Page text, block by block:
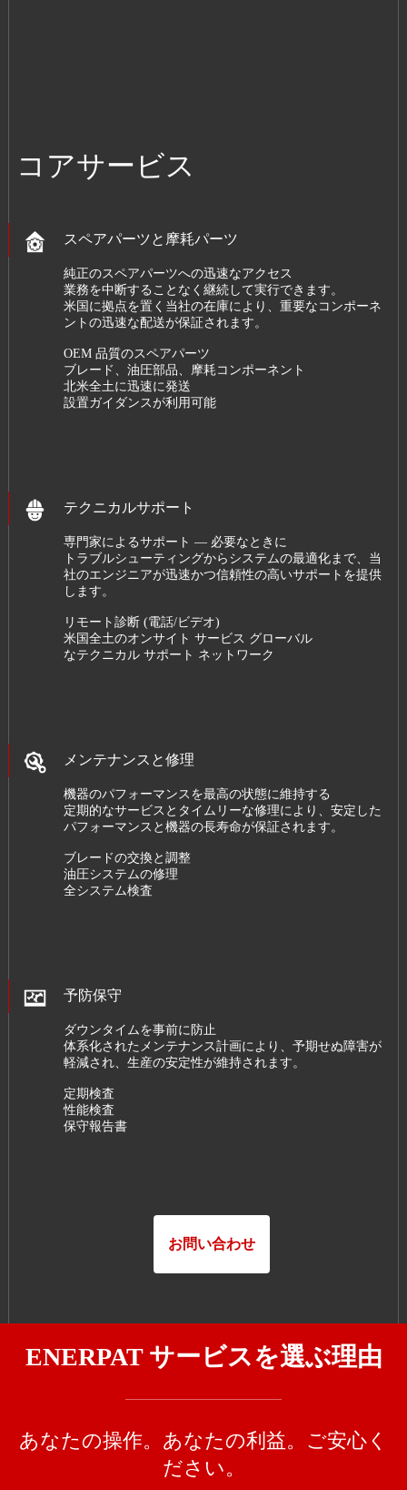
コアサービス
スペアパーツと摩耗パーツ
純正のスペアパーツへの迅速なアクセス
業務を中断することなく継続して実行できます。
米国に拠点を置く当社の在庫により、重要なコンポーネ
ントの迅速な配送が保証されます。
OEM 品質のスペアパーツ
ブレード、油圧部品、摩耗コンポーネント
北米全土に迅速に発送
設置ガイダンスが利用可能
テクニカルサポート
専門家によるサポート — 必要なときに
トラブルシューティングからシステムの最適化まで、当
社のエンジニアが迅速かつ信頼性の高いサポートを提供
します。
リモート診断 (電話/ビデオ)
米国全土のオンサイト サービス グローバル
なテクニカル サポート ネットワーク
メンテナンスと修理
機器のパフォーマンスを最高の状態に維持する
定期的なサービスとタイムリーな修理により、安定した
パフォーマンスと機器の長寿命が保証されます。
ブレードの交換と調整
油圧システムの修理
全システム検査
予防保守
ダウンタイムを事前に防止
体系化されたメンテナンス計画により、予期せぬ障害が
軽減され、生産の安定性が維持されます。
定期検査
性能検査
保守報告書
お問い合わせ
ENERPAT サービスを選ぶ理由
あなたの操作。あなたの利益。ご安心く
ださい。